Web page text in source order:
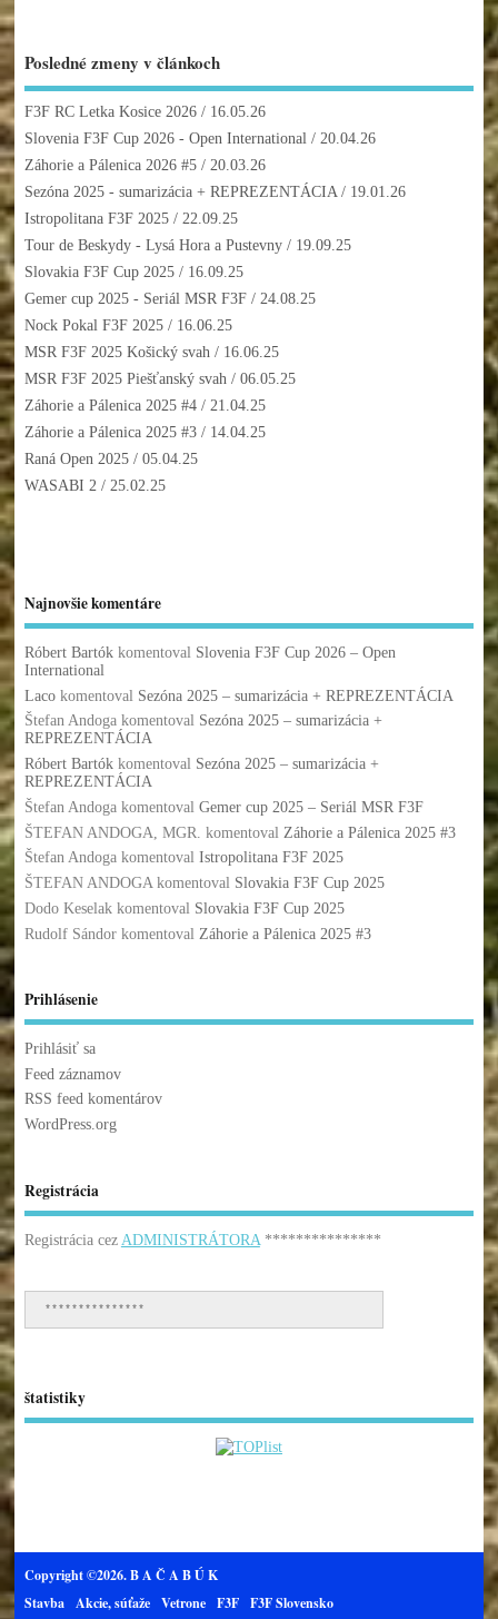
Posledné zmeny v článkoch
F3F RC Letka Kosice 2026/ 16.05.26
Slovenia F3F Cup 2026 - Open International/ 20.04.26
Záhorie a Pálenica 2026 #5/ 20.03.26
Sezóna 2025 - sumarizácia + REPREZENTÁCIA/ 19.01.26
Istropolitana F3F 2025/ 22.09.25
Tour de Beskydy - Lysá Hora a Pustevny/ 19.09.25
Slovakia F3F Cup 2025/ 16.09.25
Gemer cup 2025 - Seriál MSR F3F/ 24.08.25
Nock Pokal F3F 2025/ 16.06.25
MSR F3F 2025 Košický svah/ 16.06.25
MSR F3F 2025 Piešťanský svah/ 06.05.25
Záhorie a Pálenica 2025 #4/ 21.04.25
Záhorie a Pálenica 2025 #3/ 14.04.25
Raná Open 2025/ 05.04.25
WASABI 2/ 25.02.25
Najnovšie komentáre
Róbert Bartókkomentoval Slovenia F3F Cup 2026 – Open
International
Lacokomentoval Sezóna 2025 – sumarizácia + REPREZENTÁCIA
Štefan Andogakomentoval Sezóna 2025 – sumarizácia +
REPREZENTÁCIA
Róbert Bartókkomentoval Sezóna 2025 – sumarizácia +
REPREZENTÁCIA
Štefan Andogakomentoval Gemer cup 2025 – Seriál MSR F3F
ŠTEFAN ANDOGA, MGR. komentoval Záhorie a Pálenica 2025 #3
Štefan Andogakomentoval Istropolitana F3F 2025
ŠTEFAN ANDOGAkomentoval Slovakia F3F Cup 2025
Dodo Keselakkomentoval Slovakia F3F Cup 2025
Rudolf Sándorkomentoval Záhorie a Pálenica 2025 #3
Prihlásenie
Prihlásiť sa
Feed záznamov
RSS feed komentárov
WordPress.org
Registrácia
Registrácia cez ADMINISTRÁTORA***************
***************
štatistiky
Copyright ©2026. B A Č A B Ú K
Stavba Akcie, súťaže Vetrone F3F F3F Slovensko